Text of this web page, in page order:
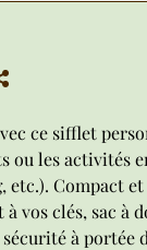
ce sifflet
ou les activités
etc.). Compact
vos clés, sac à
à portée